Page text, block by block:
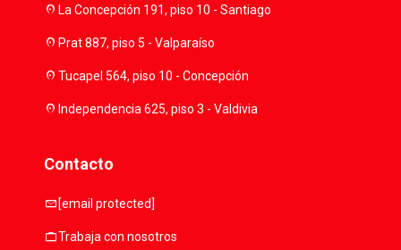
location_onLa Concepción 191, piso 10 - Santiago
location_onPrat 887, piso 5 - Valparaíso
location_onTucapel 564, piso 10 - Concepción
location_onIndependencia 625, piso 3 - Valdivia
Contacto
mail [email protected]
workTrabaja con nosotros